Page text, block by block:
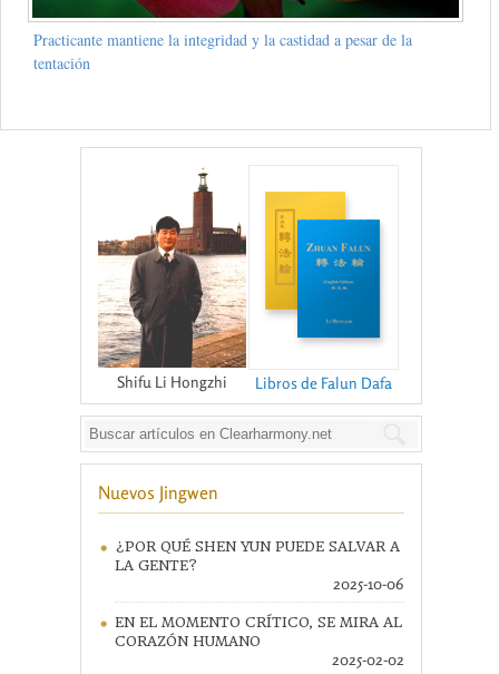
Practicante mantiene la integridad y la castidad a pesar de la
tentación
Shifu Li Hongzhi Libros de Falun Dafa
Nuevos Jingwen
¿POR QUÉ SHEN YUN PUEDE SALVAR A
LA GENTE?
2025-10-06
EN EL MOMENTO CRÍTICO, SE MIRA AL
CORAZÓN HUMANO
2025-02-02